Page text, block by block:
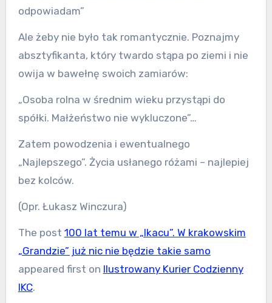
odpowiadam”
Ale żeby nie było tak romantycznie. Poznajmy
absztyfikanta, który twardo stąpa po ziemi i nie
owija w bawełnę swoich zamiarów:
„Osoba rolna w średnim wieku przystąpi do
spółki. Małżeństwo nie wykluczone”…
Zatem powodzenia i ewentualnego
„Najlepszego”. Życia usłanego różami – najlepiej
bez kolców.
(Opr. Łukasz Winczura)
The post 100 lat temu w „Ikacu”. W krakowskim
„Grandzie” już nic nie będzie takie samo
appeared first on Ilustrowany Kurier Codzienny
IKC.